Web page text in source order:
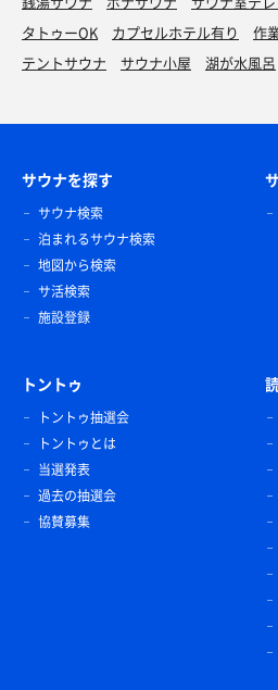
タトゥーOK
カプセルホテル有り
作
テントサウナ
サウナ小屋 湖が水風呂
サウナを探す
サウナ検索
泊まれるサウナ検索
地図から検索
サ活検索
施設登録
トントゥ
トントゥ抽選会
トントゥとは
当選発表
過去の抽選会
協賛募集